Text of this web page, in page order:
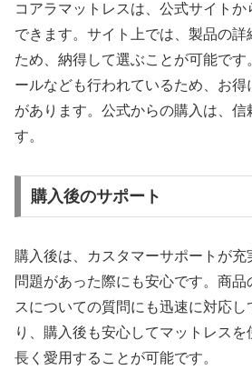
コアラマットレスは、公式サイト
できます。サイト上では、製品の詳
ため、納得して選ぶことが可能で
ールなども行われているため、お得
があります。公式からの購入は、
す。
購入後のサポート
購入後は、カスタマーサポートが
問題があった際にも安心です。商
スについての質問にも迅速に対応し
り、購入後も安心してマットレスを
長く愛用することが可能です。